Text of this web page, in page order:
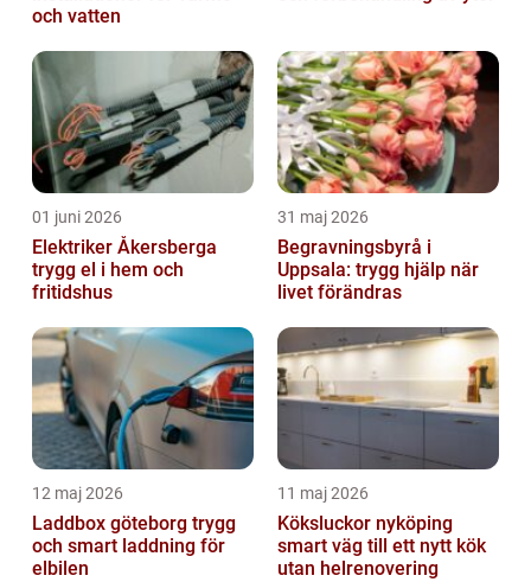
och vatten
01 juni 2026
Elektriker Åkersberga
trygg el i hem och
fritidshus
31 maj 2026
Begravningsbyrå i
Uppsala: trygg hjälp när
livet förändras
12 maj 2026
Laddbox göteborg trygg
och smart laddning för
elbilen
11 maj 2026
Köksluckor nyköping
smart väg till ett nytt kök
utan helrenovering